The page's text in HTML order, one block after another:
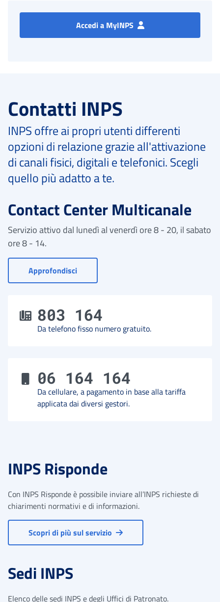
Accedi a MyINPS
Contatti INPS
INPS offre ai propri utenti differenti
opzioni di relazione grazie all'attivazione
di canali fisici, digitali e telefonici. Scegli
quello più adatto a te.
Contact Center Multicanale
Servizio attivo dal lunedì al venerdì ore 8 - 20, il sabato
ore 8 - 14.
Approfondisci- Vai a Contact Center
803 164
Da telefono fisso numero gratuito.
06 164 164
Da cellulare, a pagamento in base alla tariffa
applicata dai diversi gestori.
INPS Risponde
Con INPS Risponde è possibile inviare all’INPS richieste di
chiarimenti normativi e di informazioni.
Scopri di più sul servizio
Sedi INPS
Elenco delle sedi INPS e degli Uffici di Patronato.